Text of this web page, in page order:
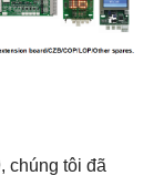
chúng tôi đã